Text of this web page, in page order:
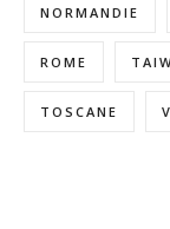
NORMANDIE
ROME
TOSCANE